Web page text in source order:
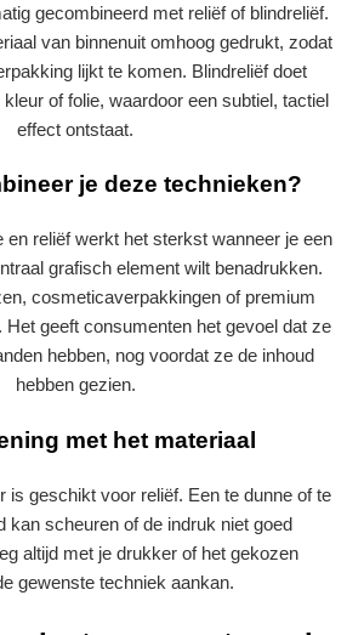
gecombineerd met reliëf of blindreliëf.
van binnenuit omhoog gedrukt, zodat
lijkt te komen. Blindreliëf doet
of folie, waardoor een subtiel, tactiel
effect ontstaat.
je deze technieken?
en reliëf werkt het sterkst wanneer je een
grafisch element wilt benadrukken.
cosmeticaverpakkingen of premium
geeft consumenten het gevoel dat ze
hebben, nog voordat ze de inhoud
hebben gezien.
met het materiaal
is geschikt voor reliëf. Een te dunne of te
kan scheuren of de indruk niet goed
altijd met je drukker of het gekozen
gewenste techniek aankan.